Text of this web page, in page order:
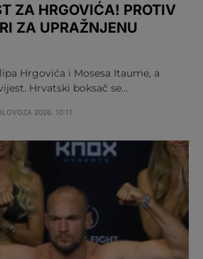
ZA HRGOVIĆA! PROTIV
ZA UPRAŽNJENU
Hrgovića i Mosesa Itaume, a
Hrvatski boksač se…
2026. 10:11